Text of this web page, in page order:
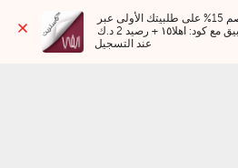
عند التسجيل